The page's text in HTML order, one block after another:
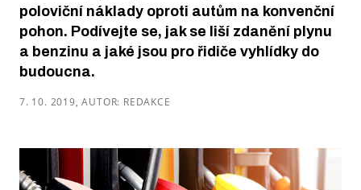
poloviční náklady oproti autům na konvenční
pohon. Podívejte se, jak se liší zdanění plynu
a benzinu a jaké jsou pro řidiče vyhlídky do
budoucna.
7. 10. 2019, AUTOR: REDAKCE